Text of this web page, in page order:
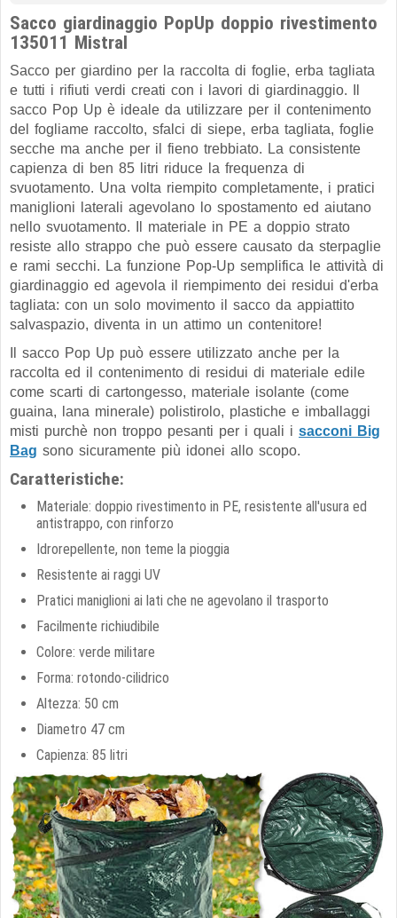
Sacco giardinaggio PopUp doppio rivestimento
135011 Mistral
Sacco per giardino per la raccolta di foglie, erba tagliata
e tutti i rifiuti verdi creati con i lavori di giardinaggio. Il
sacco Pop Up è ideale da utilizzare per il contenimento
del fogliame raccolto, sfalci di siepe, erba tagliata, foglie
secche ma anche per il fieno trebbiato. La consistente
capienza di ben 85 litri riduce la frequenza di
svuotamento. Una volta riempito completamente, i pratici
maniglioni laterali agevolano lo spostamento ed aiutano
nello svuotamento. Il materiale in PE a doppio strato
resiste allo strappo che può essere causato da sterpaglie
e rami secchi. La funzione Pop-Up semplifica le attività di
giardinaggio ed agevola il riempimento dei residui d'erba
tagliata: con un solo movimento il sacco da appiattito
salvaspazio, diventa in un attimo un contenitore!
Il sacco Pop Up può essere utilizzato anche per la
raccolta ed il contenimento di residui di materiale edile
come scarti di cartongesso, materiale isolante (come
guaina, lana minerale) polistirolo, plastiche e imballaggi
misti purchè non troppo pesanti per i quali i sacconi Big
Bag sono sicuramente più idonei allo scopo.
Caratteristiche:
Materiale: doppio rivestimento in PE, resistente all'usura ed
antistrappo, con rinforzo
Idrorepellente, non teme la pioggia
Resistente ai raggi UV
Pratici maniglioni ai lati che ne agevolano il trasporto
Facilmente richiudibile
Colore: verde militare
Forma: rotondo-cilidrico
Altezza: 50 cm
Diametro 47 cm
Capienza: 85 litri